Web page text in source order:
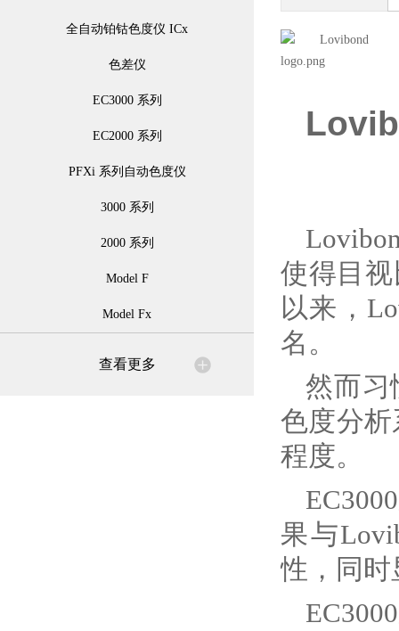
全自动铂钴色度仪 ICx
色差仪
EC3000 系列
EC2000 系列
PFXi 系列自动色度仪
3000 系列
2000 系列
Model F
Model Fx
查看更多
使得目
以来，
名。
然而习
色度分
程度。
果与
性，同